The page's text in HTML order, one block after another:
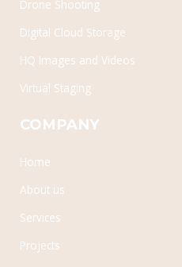
Drone Shooting
Digital Cloud Storage
HQ Images and Videos
Virtual Staging
COMPANY
Home
About us
Services
Projects